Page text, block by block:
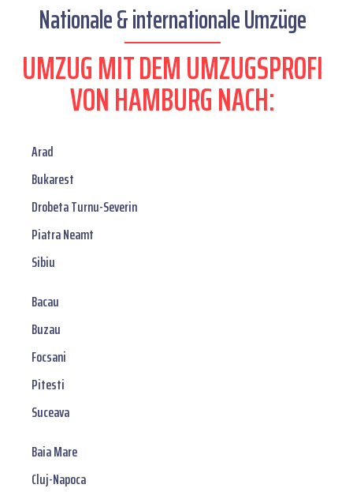
Nationale & internationale Umzüge
UMZUG MIT DEM UMZUGSPROFI
VON HAMBURG NACH:
Arad
Bukarest
Drobeta Turnu-Severin
Piatra Neamt
Sibiu
Bacau
Buzau
Focsani
Pitesti
Suceava
Baia Mare
Cluj-Napoca